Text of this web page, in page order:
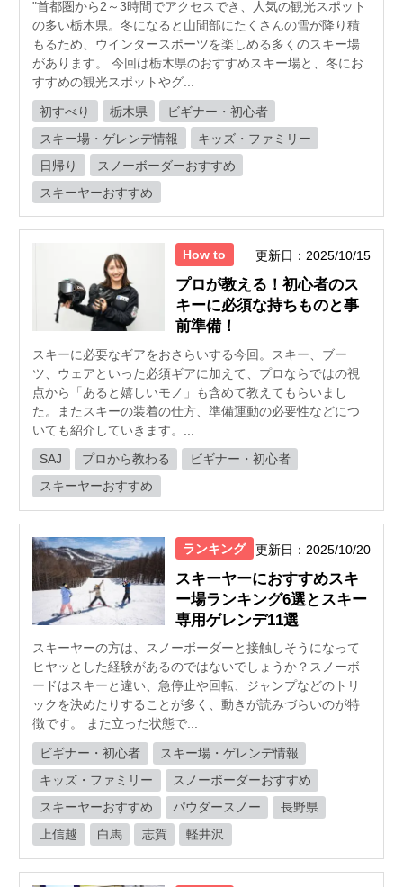
"首都圏から2～3時間でアクセスでき、人気の観光スポット
の多い栃木県。冬になると山間部にたくさんの雪が降り積
もるため、ウインタースポーツを楽しめる多くのスキー場
があります。 今回は栃木県のおすすめスキー場と、冬にお
すすめの観光スポットやグ...
初すべり 栃木県
ビギナー・初心者
スキー場・ゲレンデ情報
キッズ・ファミリー
日帰り
スノーボーダーおすすめ
スキーヤーおすすめ
How to 更新日：2025/10/15
プロが教える！初心者のス
キーに必須な持ちものと事
前準備！
スキーに必要なギアをおさらいする今回。スキー、ブー
ツ、ウェアといった必須ギアに加えて、プロならではの視
点から「あると嬉しいモノ」も含めて教えてもらいまし
た。またスキーの装着の仕方、準備運動の必要性などにつ
いても紹介していきます。...
SAJ プロから教わる
ビギナー・初心者
スキーヤーおすすめ
ランキング 更新日：2025/10/20
スキーヤーにおすすめスキ
ー場ランキング6選とスキー
専用ゲレンデ11選
スキーヤーの方は、スノーボーダーと接触しそうになって
ヒヤッとした経験があるのではないでしょうか？スノーボ
ードはスキーと違い、急停止や回転、ジャンプなどのトリ
ックを決めたりすることが多く、動きが読みづらいのが特
徴です。 また立った状態で...
ビギナー・初心者
スキー場・ゲレンデ情報
キッズ・ファミリー
スノーボーダーおすすめ
スキーヤーおすすめ
パウダースノー
長野県
上信越
白馬 志賀 軽井沢